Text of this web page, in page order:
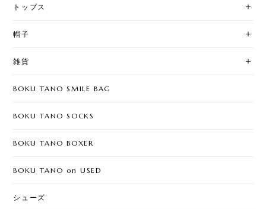
トップス
帽子
雑貨
BOKU TANO SMILE BAG
BOKU TANO SOCKS
BOKU TANO BOXER
BOKU TANO on USED
シューズ